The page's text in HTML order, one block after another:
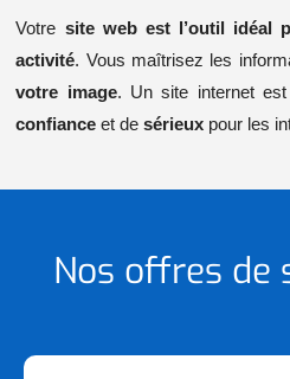
Votre site web est l’outil idéal
activité. Vous maîtrisez les
votre image. Un site internet
confiance et desérieux pour les
Nos offres de